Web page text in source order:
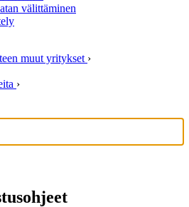
välittäminen
muut yritykset ›
›